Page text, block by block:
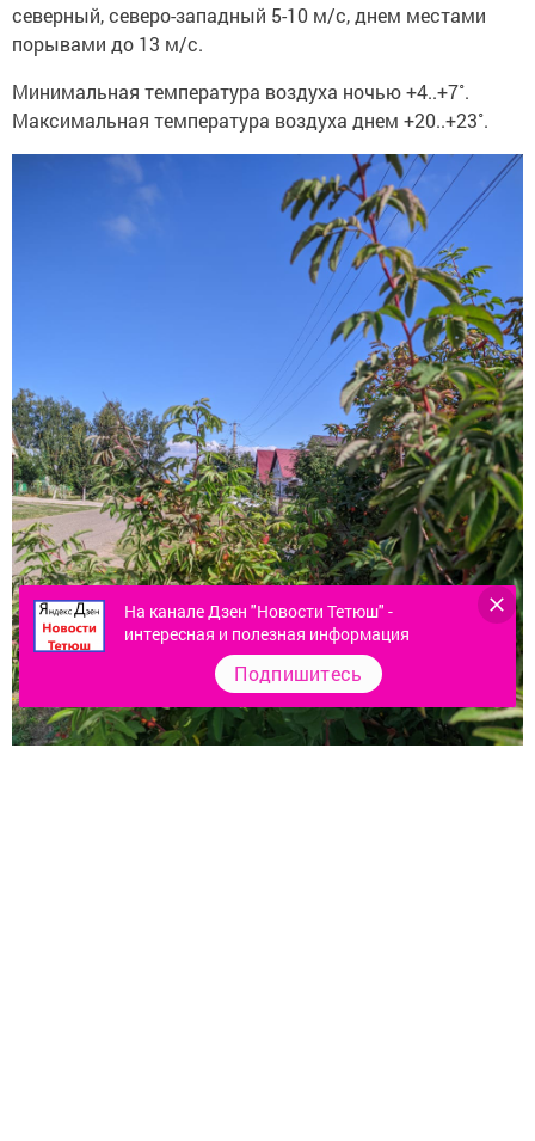
северный, северо-западный 5-10 м/с, днем местами
порывами до 13 м/с.
Минимальная температура воздуха ночью +4..+7˚.
Максимальная температура воздуха днем +20..+23˚.
На канале Дзен "Новости Тетюш" -
интересная и полезная информация
Подпишитесь